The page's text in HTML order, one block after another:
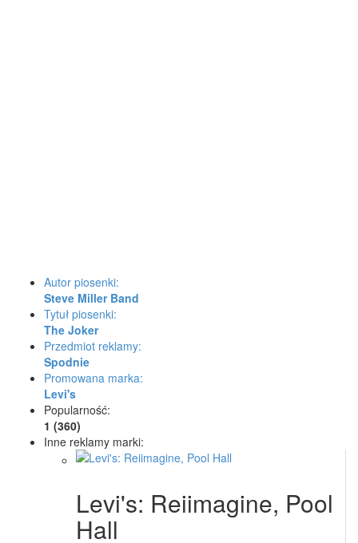
Autor piosenki:
Steve Miller Band
Tytuł piosenki:
The Joker
Przedmiot reklamy:
Spodnie
Promowana marka:
Levi's
Popularność:
1 (360)
Inne reklamy marki:
Levi's: Reiimagine, Pool
Hall